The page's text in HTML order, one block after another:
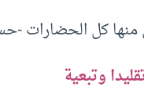
منها كل الحضارات -
وتبعية